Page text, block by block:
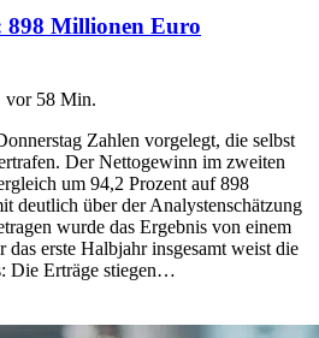
898 Millionen Euro
vor 58 Min.
Zahlen vorgelegt, die selbst
Der Nettogewinn im zweiten
um 94,2 Prozent auf 898
deutlich über der Analystenschätzung
wurde das Ergebnis von einem
erste Halbjahr insgesamt weist die
Die Erträge stiegen…